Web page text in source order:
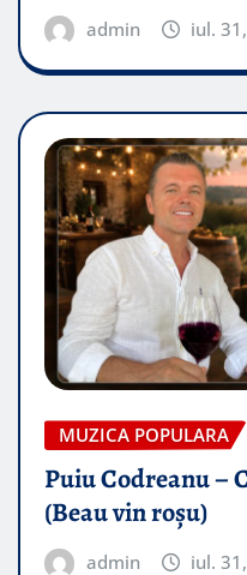
admin iul.
MUZICA POPULARA
Puiu Codreanu –
(Beau vin roșu)
admin iul.